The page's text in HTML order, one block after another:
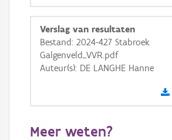
Basis Lagen
OSM-Basiskaart
GRB-Basiskaart
GRB-Basiskaart in grijswaarden
Verslag van resultaten
Bestand: 2024-427 Stabroek
Galgenveld_VVR.pdf
Auteur(s): DE LANGHE Hanne
Meer weten?